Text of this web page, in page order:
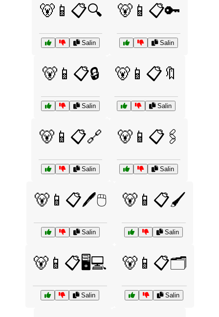
🐻📱📋🔍
Salin
🐻📱📋🔑
Salin
🐻📱📋🔒
Salin
🐻📱📋🔖
Salin
🐻📱📋🔗
Salin
🐻📱📋🖇️
Salin
🐻📱📋🖊️🖱️
Salin
🐻📱📋🖌️
Salin
🐻📱📋🖥️💻
Salin
🐻📱📋🗂️
Salin